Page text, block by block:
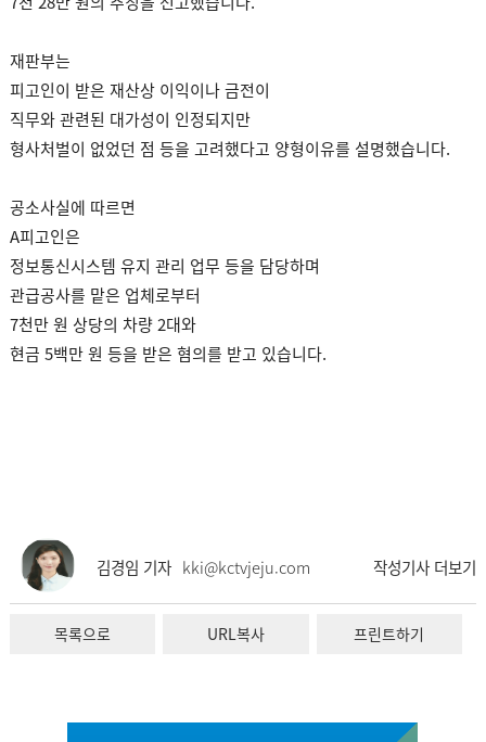
재판부는
피고인이 받은 재산상 이익이나 금전이
직무와 관련된 대가성이 인정되지만
형사처벌이 없었던 점 등을 고려했다고 양형이유를 설명했습니다.
공소사실에 따르면
A피고인은
정보통신시스템 유지 관리 업무 등을 담당하며
관급공사를 맡은 업체로부터
7천만 원 상당의 차량 2대와
현금 5백만 원 등을 받은 혐의를 받고 있습니다.
김경임 기자 kki@kctvjeju.com 작성기사 더보기
목록으로 URL복사 프린트하기